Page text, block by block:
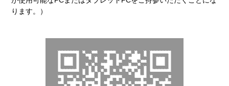
ります。）